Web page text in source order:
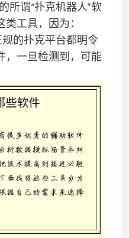
所谓“扑克机器人”软
类工具，因为：
的扑克平台都明令
，一旦检测到，可能